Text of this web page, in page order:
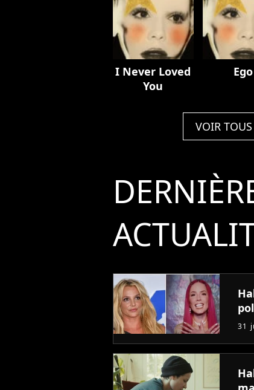
I Never Loved
You
Ego
VOIR
31